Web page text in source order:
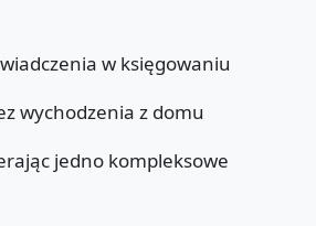
w księgowaniu
wychodzenia z domu
jedno kompleksowe